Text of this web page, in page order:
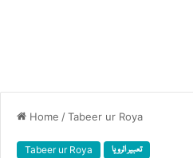
Home /Tabeer ur Roya
Tabeer ur Roya تعبیر الرویا